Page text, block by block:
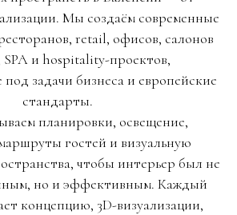
Мы создаём современные
retail, офисов, салонов
SPA и hospitality-проектов,
задачи бизнеса и европейские
стандарты.
планировки, освещение,
гостей и визуальную
чтобы интерьер был не
но и эффективным. Каждый
концепцию, 3D-визуализации,